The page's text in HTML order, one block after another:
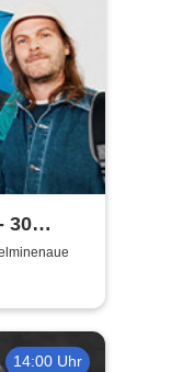
30
14:00 Uhr